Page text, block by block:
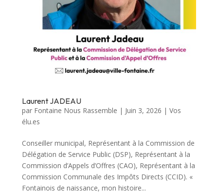
Laurent JADEAU
par Fontaine Nous Rassemble | Juin 3, 2026 | Vos
élu.es
Conseiller municipal, Représentant à la Commission de
Délégation de Service Public (DSP), Représentant à la
Commission d’Appels d’Offres (CAO), Représentant à la
Commission Communale des Impôts Directs (CCID). «
Fontainois de naissance, mon histoire...